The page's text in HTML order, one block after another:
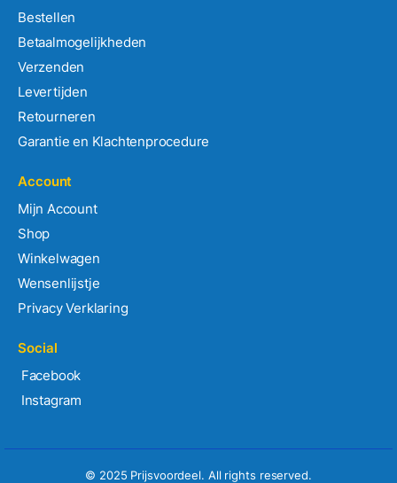
Bestellen
Betaalmogelijkheden
Verzenden
Levertijden
Retourneren
Garantie en Klachtenprocedure
Account
Mijn Account
Shop
Winkelwagen
Wensenlijstje
Privacy Verklaring
Social
Facebook
Instagram
© 2025 Prijsvoordeel. All rights reserved.